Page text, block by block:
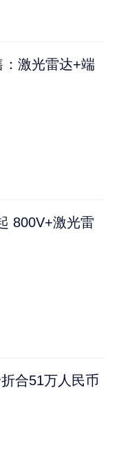
激光雷达+端
800V+激光雷
合51万人民币